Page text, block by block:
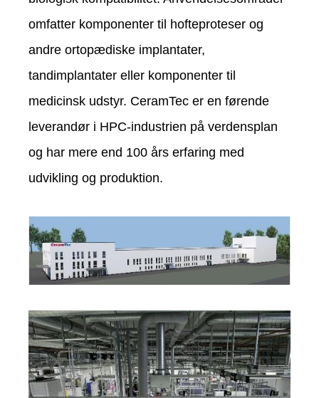
omfatter komponenter til hofteproteser og
andre ortopædiske implantater,
tandimplantater eller komponenter til
medicinsk udstyr. CeramTec er en førende
leverandør i HPC-industrien på verdensplan
og har mere end 100 års erfaring med
udvikling og produktion.